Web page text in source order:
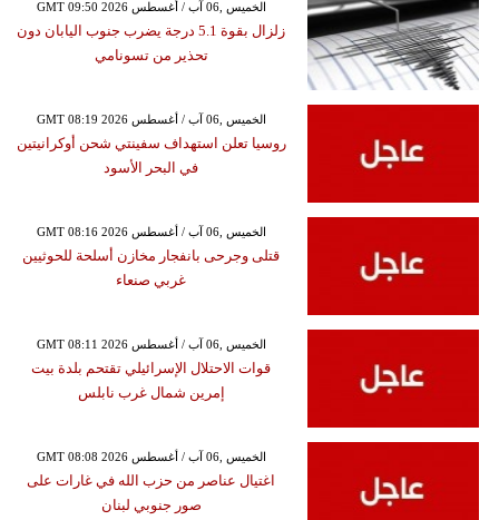
GMT 09:50 2026 الخميس ,06 آب / أغسطس
زلزال بقوة 5.1 درجة يضرب جنوب اليابان دون
تحذير من تسونامي
GMT 08:19 2026 الخميس ,06 آب / أغسطس
روسيا تعلن استهداف سفينتي شحن أوكرانيتين
في البحر الأسود
GMT 08:16 2026 الخميس ,06 آب / أغسطس
قتلى وجرحى بانفجار مخازن أسلحة للحوثيين
غربي صنعاء
GMT 08:11 2026 الخميس ,06 آب / أغسطس
قوات الاحتلال الإسرائيلي تقتحم بلدة بيت
إمرين شمال غرب نابلس
GMT 08:08 2026 الخميس ,06 آب / أغسطس
اغتيال عناصر من حزب الله في غارات على
صور جنوبي لبنان